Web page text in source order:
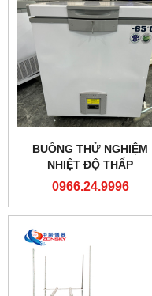
BUỒNG THỬ NGHIỆM
NHIỆT ĐỘ THẤP
0966.24.9996